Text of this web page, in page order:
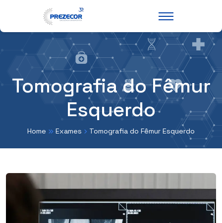
Tomografia do Fêmur
Esquerdo
Home Exames Tomografia do Fêmur Esquerdo